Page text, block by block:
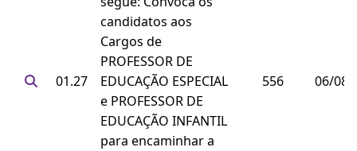
01.27
candidatos aos
Cargos de
PROFESSOR DE
EDUCAÇÃO ESPECIAL
e PROFESSOR DE
EDUCAÇÃO INFANTIL
para encaminhar a
556 06/08/